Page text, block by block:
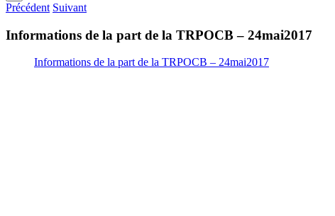
Précédent Suivant
Informations de la part de la TRPOCB – 24mai2017
Informations de la part de la TRPOCB – 24mai2017